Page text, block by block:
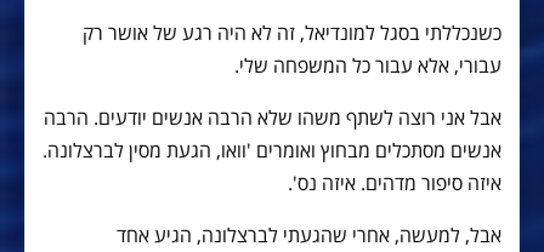
כשנכללתי בסגל למונדיאל, זה לא היה רגע של אושר רק
עבורי, אלא עבור כל המשפחה שלי.
אבל אני רוצה לשתף משהו שלא הרבה אנשים יודעים. הרבה
אנשים מסתכלים מבחוץ ואומרים 'וואו, הגעת מסין לברצלונה.
איזה סיפור מדהים. איזה נס'.
אבל, למעשה, אחרי שהגעתי לברצלונה, הגיע אחד